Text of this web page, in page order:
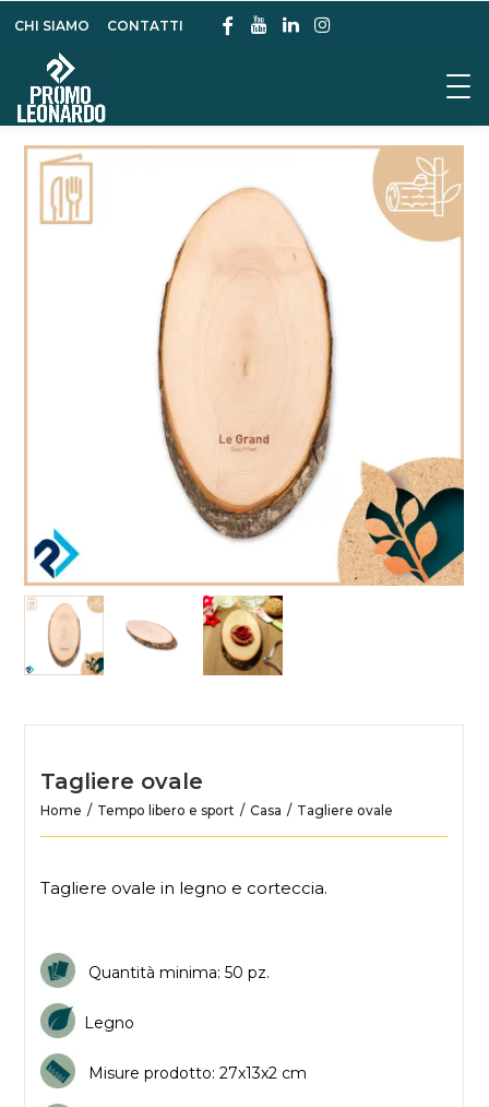
CHI SIAMO CONTATTI
Tagliere ovale
Home Tempo libero e sport Casa Tagliere ovale
Tagliere ovale in legno e corteccia.
Quantità minima: 50 pz.
Legno
Misure prodotto: 27x13x2 cm